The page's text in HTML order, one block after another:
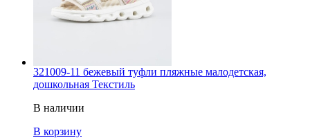
321009-11 бежевый туфли пляжные малодетская,
дошкольная Текстиль
В наличии
В корзину